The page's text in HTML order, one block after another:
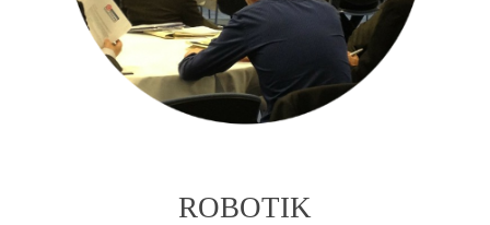
ROBOTIK